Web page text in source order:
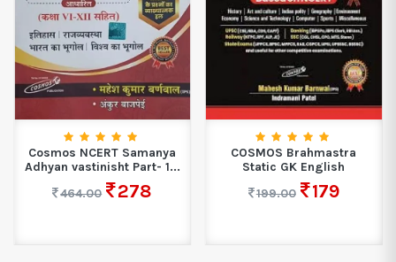
Cosmos NCERT Samanya
Adhyan vastinisht Part- 1...
464.00
278
COSMOS Brahmastra
Static GK English
199.00
179